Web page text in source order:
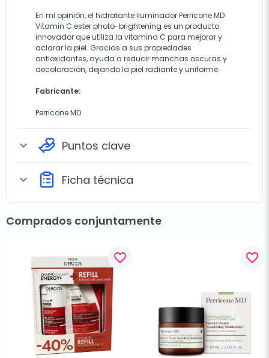
En mi opinión, el hidratante iluminador Perricone MD
Vitamin C ester photo-brightening es un producto
innovador que utiliza la vitamina C para mejorar y
aclarar la piel. Gracias a sus propiedades
antioxidantes, ayuda a reducir manchas oscuras y
decoloración, dejando la piel radiante y uniforme.
Fabricante:
Perricone MD
expand_more Puntos clave
expand_more Ficha técnica
Comprados conjuntamente
favorite_border favorite_border